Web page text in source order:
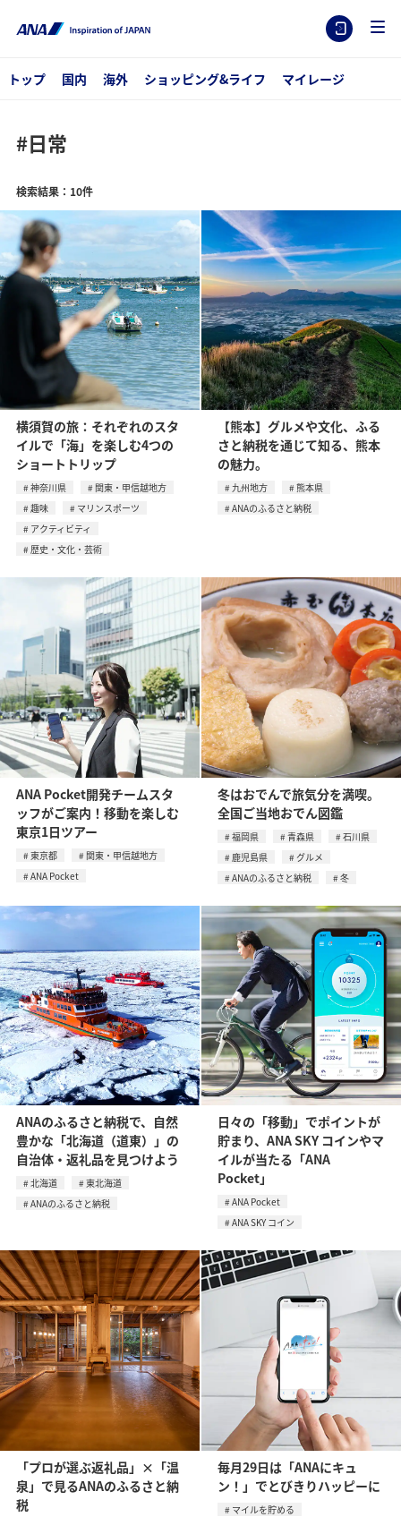
トップ 国内 海外 ショッピング&ライフ マイレージ
#日常
検索結果：10件
横須賀の旅：それぞれのスタ
イルで「海」を楽しむ4つの
ショートトリップ
神奈川県
関東・甲信越地方
趣味
マリンスポーツ
アクティビティ
歴史・文化・芸術
【熊本】グルメや文化、ふる
さと納税を通じて知る、熊本
の魅力。
九州地方
熊本県
ANAのふるさと納税
ANA Pocket開発チームスタ
ッフがご案内！移動を楽しむ
東京1日ツアー
東京都
関東・甲信越地方
ANA Pocket
冬はおでんで旅気分を満喫。
全国ご当地おでん図鑑
福岡県 青森県
石川県
鹿児島県
グルメ
ANAのふるさと納税
冬
ANAのふるさと納税で、自然
豊かな「北海道（道東）」の
自治体・返礼品を見つけよう
北海道
東北海道
ANAのふるさと納税
日々の「移動」でポイントが
貯まり、ANA SKY コインやマ
イルが当たる「ANA
Pocket」
ANA Pocket
ANA SKY コイン
「プロが選ぶ返礼品」×「温
泉」で見るANAのふるさと納
税
毎月29日は「ANAにキュ
ン！」でとびきりハッピーに
マイルを貯める